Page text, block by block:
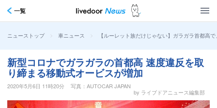
一覧
ニューストップ > 車ニュース > 【ルーレット族だけじゃない】ガラガラ首都
新型コロナでガラガラの首都高 速度違反を取
り締まる移動式オービスが増加
2020年5月6日 11時20分
写真：AUTOCAR JAPAN
by ライブドアニュース編集部